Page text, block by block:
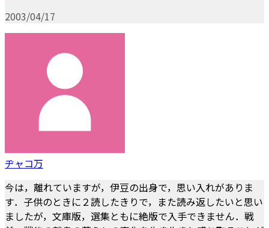
2003/04/17
ヂャコ万
今は，離れていますが，伊豆の出身で，思い入れがありま
す．子供のときに２読したきりで，また読み返したいと思い
ましたが，文庫版，選集ともに絶版で入手できません．戦